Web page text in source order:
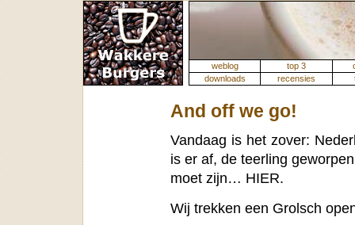
weblog top 3
downloads
recensies
And off we go!
Vandaag is het zover:
is er af, de teerling
moet zijn… HIER.
Wij trekken een Grolsch